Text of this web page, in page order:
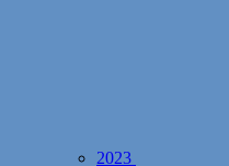
2023